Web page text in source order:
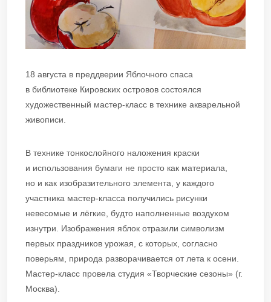
18 августа в преддверии Яблочного спаса
в библиотеке Кировских островов состоялся
художественный мастер-класс в технике акварельной
живописи.
В технике тонкослойного наложения краски
и использования бумаги не просто как материала,
но и как изобразительного элемента, у каждого
участника мастер-класса получились рисунки
невесомые и лёгкие, будто наполненные воздухом
изнутри. Изображения яблок отразили символизм
первых праздников урожая, с которых, согласно
поверьям, природа разворачивается от лета к осени.
Мастер-класс провела студия «Творческие сезоны» (г.
Москва).